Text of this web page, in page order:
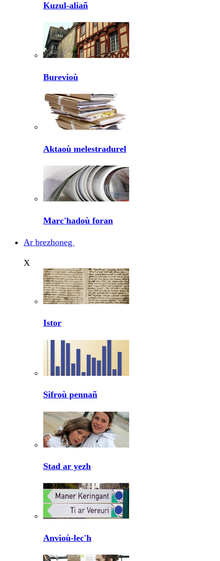
Kuzul-aliañ
Burevioù
Aktaoù melestradurel
Marc'hadoù foran
Ar brezhoneg
X
Istor
Sifroù pennañ
Stad ar yezh
Anvioù-lec'h